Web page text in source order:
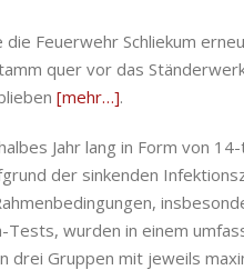
Feuerwehr Schliekum
quer vor das
[mehr…].
Jahr lang in Form von
der sinkenden
Tests, wurden in einem
Gruppen mit jeweils